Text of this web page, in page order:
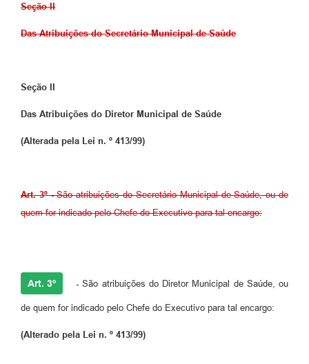
Seção II
Das Atribuições do Secretário Municipal de Saúde
Seção II
Das Atribuições do Diretor Municipal de Saúde
(Alterada pela Lei n. º 413/99)
Art. 3º -São atribuições do Secretário Municipal de Saúde, ou de
quem for indicado pelo Chefe do Executivo para tal encargo:
Art. 3º -São atribuições do Diretor Municipal de Saúde, ou
de quem for indicado pelo Chefe do Executivo para tal encargo:
(Alterado pela Lei n. º 413/99)